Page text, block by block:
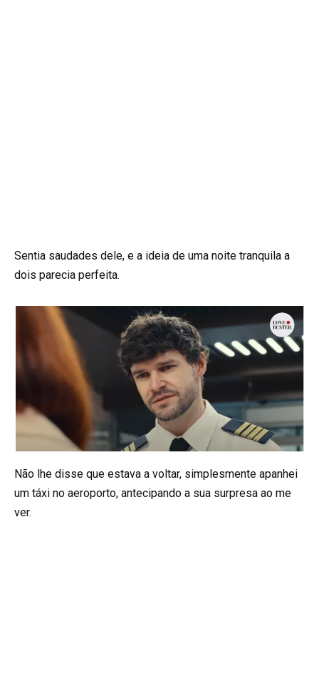
Sentia saudades dele, e a ideia de uma noite tranquila a
dois parecia perfeita.
Não lhe disse que estava a voltar, simplesmente apanhei
um táxi no aeroporto, antecipando a sua surpresa ao me
ver.